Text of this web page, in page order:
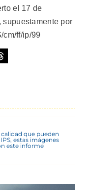
el 17 de
supuestamente por
cm/ff/ip/99
que pueden
estas imágenes
este informe